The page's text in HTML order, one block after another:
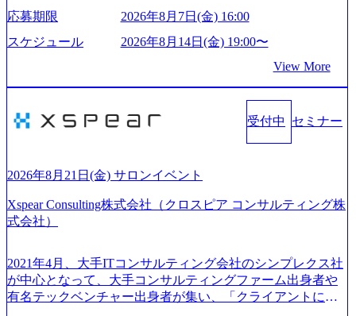
2015年に設立され、前年比205%の売上成長を遂げるなど、
急速な成長を遂げている。 ​ 新規事業立案から業務改革、IT
戦略立案、IT導入までをワンストップで提供するコンサル
ティングファームである。 ​- 2025年1月時点で従業員数1,209
名を擁し、事業拡大を続けている。 「人」にフォーカスを
当てたコンサルティング会社として、社員の人間力を強み
としたサービスを提供している。 ​- - 2018年から6年連続で
ティングファームやSIer、事業会社出身者など、多様な経歴
の社員が活躍している。 年間休日120日以上、完全週休2日
制、有給休暇初年度10日（消化率46.3%）、特別休暇5日な
ど、充実した休暇制度を整備している。 ​ 月平均残業時間は
リフレッシュ休暇など、社員同士の交流や健康をサポート
する取り組みが充実している。 2026年8月13日(木) 19:00～2
0:30予定 2026年8月7日(金) 16:00 コンサル業界の動向や業務
育支援サービスを提供している 動画メディア事業を基盤と
して、留学支援・訪日教育旅行・SNSマーケティング事業
を展開している Mission:より多くの人に、グローバルという
ラになる Value： INTEGRITY誠実であろう 素直に心を開い
て伝える、自責かつ利他の精神で動く、謙虚な姿勢でウソ
る、失敗を恐れずにふみだす、執着心をもって没頭する O
WNERSHIP当事者であろう みずから決めてみずから動く、
だわろう 今すぐ決める、すばやく動く、まず成果物をだす
回す、結果が出るまでやり抜く 2026年8月14日(金) 19:00〜2
0:00 (60分) 2026年8月7日(金) 16:00 本説明会は、選考の前段
です。評価の場ではないため、キャリアを検討中の段階の
方にもご参加いただけます。 連休中の平日夜という日程の
ため、在職中の方も有給を取得することなく、現職への配
慮なくご参加いただけます。帰省先からのオンライン参加
応募期限
2026年8月7日(金) 16:00
スケジュール
2026年8月14日(金) 19:00〜
View More
受付中 セミナー
2026年8月21日(金) サロンイベント
Xspear Consulting株式会社（クロスピア コンサルティング株
式会社）
2021年4月、大手ITコンサルティング会社のシンプレクス社
が中心となって、大手コンサルティングファーム出身者や
有名テックベンチャー出身者が集い、「クライアントにと